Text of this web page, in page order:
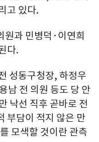
고 있다.
원과 민병덕·이연희
다.
성동구청장, 하정우
남 전 의원 등도 당 안
낙선 직후 곧바로 전
부담이 적지 않은 만
모색할 것이란 관측